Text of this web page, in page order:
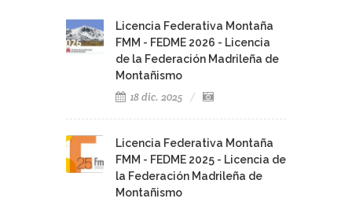
FMM - FEDME 2026 - Licencia
de la Federación Madrileña de
Montañismo
18 dic. 2025
Licencia Federativa Montaña
FMM - FEDME 2025 - Licencia de
la Federación Madrileña de
Montañismo
19 dic. 2024